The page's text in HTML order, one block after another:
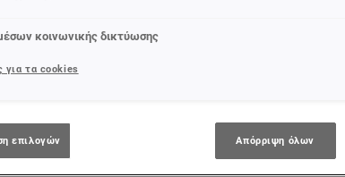
σου πρωταγωνιστεί κάτω από τον ήλιο.
και ενυδάτωση, αόρατη προστασία αλλά και
κοινωνικής δικτύωσης
για τα cookies
επιλογών Απόρριψη όλων